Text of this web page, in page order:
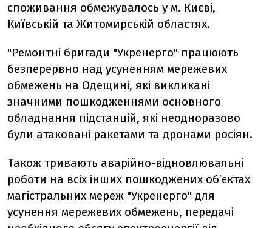
споживання обмежувалось у м. Києві,
Київській та Житомирській областях.
"Ремонтні бригади "Укренерго" працюють
безперервно над усуненням мережевих
обмежень на Одещині, які викликані
значними пошкодженнями основного
обладнання підстанцій, які неодноразово
були атаковані ракетами та дронами росіян.
Також тривають аварійно-відновлювальні
роботи на всіх інших пошкоджених об’єктах
магістральних мереж "Укренерго" для
усунення мережевих обмежень, передачі